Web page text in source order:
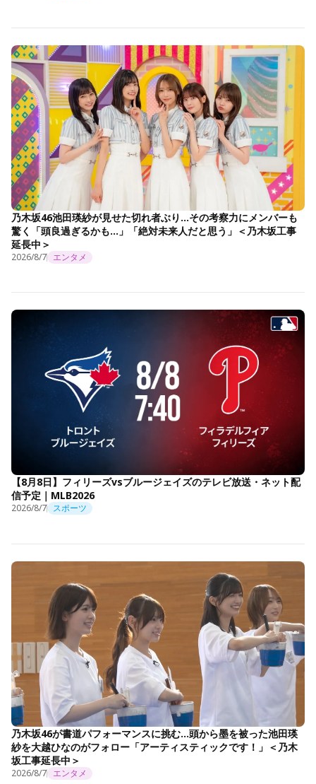
乃木坂46池田瑛紗が見せた切れ者ぶり…その考察力にメンバーも
驚く「頭良過ぎるかも…」「絶対未来人だと思う」＜乃木坂工事
延長中＞
2026/8/7 エンタメ
【8月8日】フィリーズvsブルージェイズのテレビ放送・ネット配
信予定｜MLB2026
2026/8/7 スポーツ
乃木坂46が書道パフォーマンスに挑む…頭から墨を被った池田瑛
紗を大越ひなのがフォロー「アーティスティックです！」＜乃木
坂工事延長中＞
2026/8/7 エンタメ